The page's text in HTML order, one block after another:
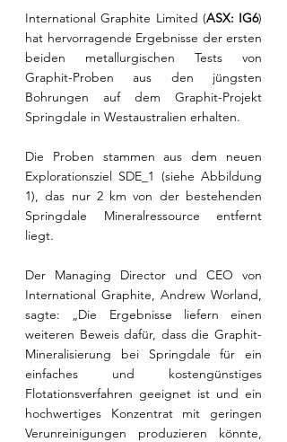
International Graphite Limited (ASX: IG6)
hat hervorragende Ergebnisse der ersten
beiden metallurgischen Tests von
Graphit-Proben aus den jüngsten
Bohrungen auf dem Graphit-Projekt
Springdale in Westaustralien erhalten.
Die Proben stammen aus dem neuen
Explorationsziel SDE_1 (siehe Abbildung
1), das nur 2 km von der bestehenden
Springdale Mineralressource entfernt
liegt.
Der Managing Director und CEO von
International Graphite, Andrew Worland,
sagte: „Die Ergebnisse liefern einen
weiteren Beweis dafür, dass die Graphit-
Mineralisierung bei Springdale für ein
einfaches und kostengünstiges
Flotationsverfahren geeignet ist und ein
hochwertiges Konzentrat mit geringen
Verunreinigungen produzieren könnte,